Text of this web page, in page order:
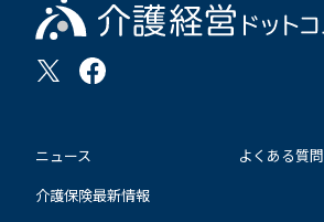
ニュース
介護保険最新情報
よくある質問